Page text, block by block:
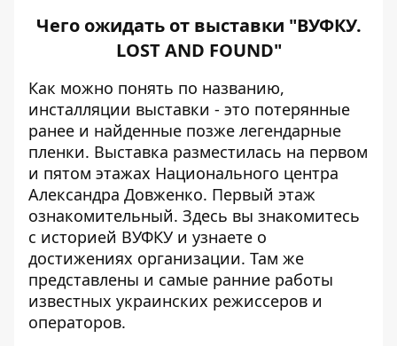
Чего ожидать от выставки "ВУФКУ.
LOST AND FOUND"
Как можно понять по названию,
инсталляции выставки - это потерянные
ранее и найденные позже легендарные
пленки. Выставка разместилась на первом
и пятом этажах Национального центра
Александра Довженко. Первый этаж
ознакомительный. Здесь вы знакомитесь
с историей ВУФКУ и узнаете о
достижениях организации. Там же
представлены и самые ранние работы
известных украинских режиссеров и
операторов.